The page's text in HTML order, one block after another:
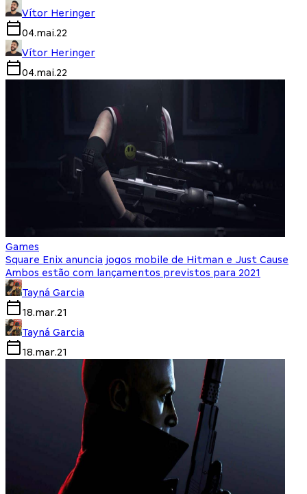
Vítor Heringer
04.mai.22
Vítor Heringer
04.mai.22
Games
Square Enix anuncia jogos mobile de Hitman e Just Cause
Ambos estão com lançamentos previstos para 2021
Tayná Garcia
18.mar.21
Tayná Garcia
18.mar.21